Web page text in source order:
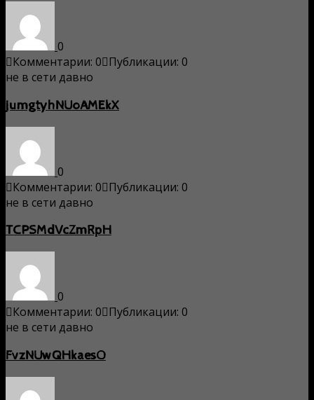
0
Комментарии: 0 Публикации: 0
не в сети давно
jumgtyhNUoAMEkX
0
Комментарии: 0 Публикации: 0
не в сети давно
TCPSMdVcZmRpH
0
Комментарии: 0 Публикации: 0
не в сети давно
FvzNUwQHkaesO